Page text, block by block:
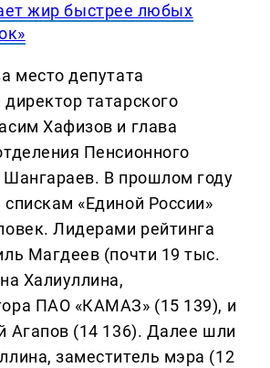
жир быстрее любых
место депутата
татарского
Хафизов и глава
Пенсионного
В прошлом году
«Единой России»
Лидерами рейтинга
Магдеев (почти 19 тыс.
Халиуллина,
ПАО «КАМАЗ» (15 139), и
Агапов (14 136). Далее шли
заместитель мэра (12